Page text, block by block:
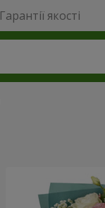
Гарантії якості